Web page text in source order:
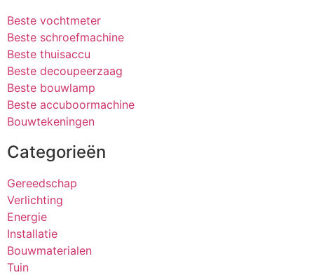
Beste vochtmeter
Beste schroefmachine
Beste thuisaccu
Beste decoupeerzaag
Beste bouwlamp
Beste accuboormachine
Bouwtekeningen
Categorieën
Gereedschap
Verlichting
Energie
Installatie
Bouwmaterialen
Tuin